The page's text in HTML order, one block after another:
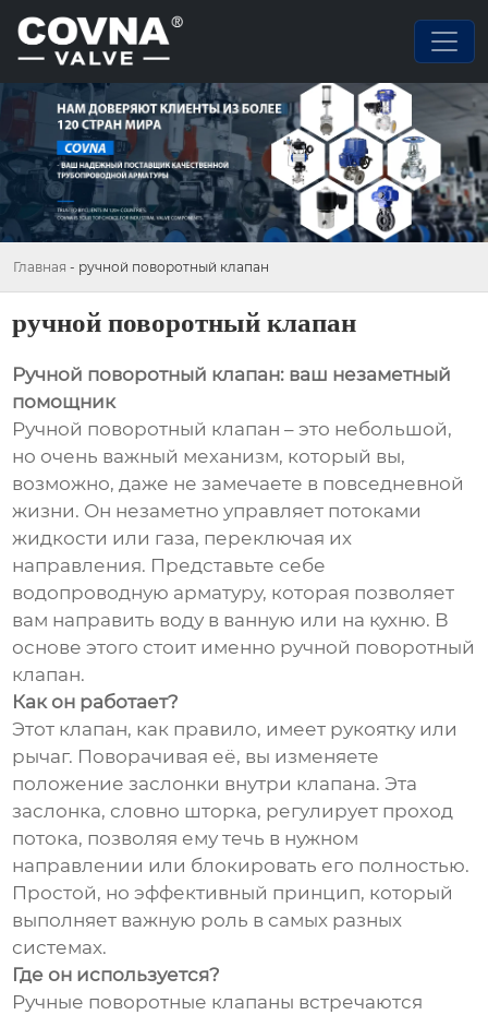
Главная - ручной поворотный клапан
ручной поворотный клапан
Ручной поворотный клапан: ваш незаметный
помощник
Ручной поворотный клапан – это небольшой,
но очень важный механизм, который вы,
возможно, даже не замечаете в повседневной
жизни. Он незаметно управляет потоками
жидкости или газа, переключая их
направления. Представьте себе
водопроводную арматуру, которая позволяет
вам направить воду в ванную или на кухню. В
основе этого стоит именно ручной поворотный
клапан.
Как он работает?
Этот клапан, как правило, имеет рукоятку или
рычаг. Поворачивая её, вы изменяете
положение заслонки внутри клапана. Эта
заслонка, словно шторка, регулирует проход
потока, позволяя ему течь в нужном
направлении или блокировать его полностью.
Простой, но эффективный принцип, который
выполняет важную роль в самых разных
системах.
Где он используется?
Ручные поворотные клапаны встречаются